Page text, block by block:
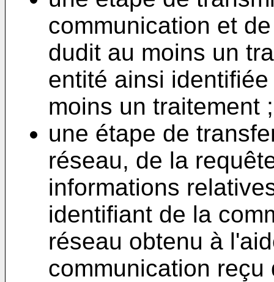
communication et
dudit au moins un
entité ainsi
moins un traitement
une étape de
réseau, de la
informations
identifiant de la
réseau obtenu à
communication reçu